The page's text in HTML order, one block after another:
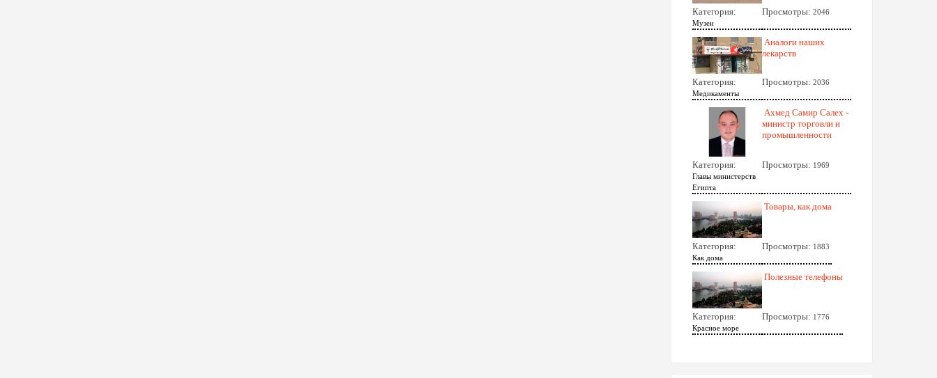
Категория:
Музеи
Просмотры: 2046
Аналоги наших
лекарств
Категория:
Медикаменты
Просмотры: 2036
Ахмед Самир Салех -
министр торговли и
промышленности
Категория:
Главы министерств
Египта
Просмотры: 1969
Товары, как дома
Категория:
Как дома
Просмотры: 1883
Полезные телефоны
Категория:
Красное море
Просмотры: 1776